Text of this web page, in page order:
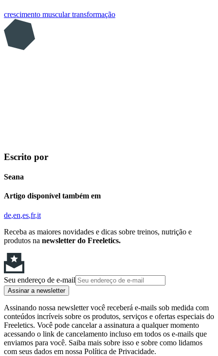
crescimento musculartransformação
Escrito por
Seana
Artigo disponível também em
de en es fr it
Receba as maiores novidades e dicas sobre treinos, nutrição e
produtos na newsletter do Freeletics.
Seu endereço de e-mail
Assinar a newsletter
Assinando nossa newsletter você receberá e-mails sob medida com
conteúdos incríveis sobre os produtos, serviços e ofertas especiais do
Freeletics. Você pode cancelar a assinatura a qualquer momento
acessando o link de cancelamento incluso em todos os e-mails que
enviamos para você. Saiba mais sobre isso e sobre como lidamos
com seus dados em nossa Política de Privacidade.